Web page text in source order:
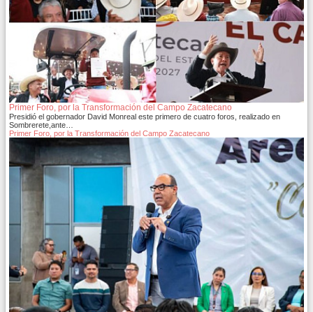
Primer Foro, por la Transformación del Campo Zacatecano
Presidió el gobernador David Monreal este primero de cuatro foros, realizado en
Sombrerete,ante…
Primer Foro, por la Transformación del Campo Zacatecano